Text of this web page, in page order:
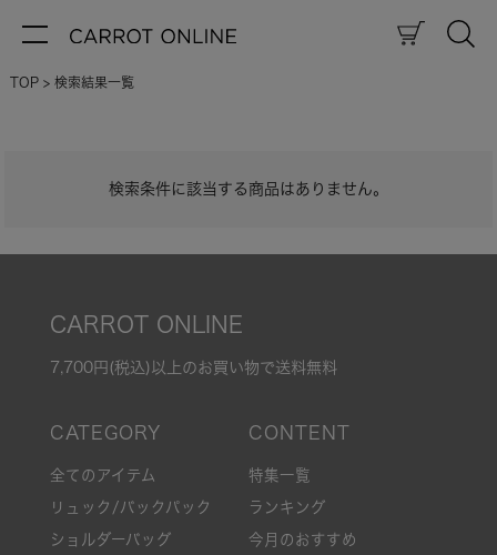
TOP 検索結果一覧
検索条件に該当する商品はありません。
CARROT ONLINE
7,700円(税込)以上のお買い物で送料無料
全てのアイテム
リュック/バックパック
ショルダーバッグ
特集一覧
ランキング
今月のおすすめ